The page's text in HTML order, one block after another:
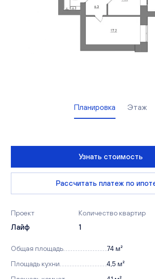
Планировка Этаж
Узнать стоимость
Рассчитать платеж по
Проект
Лайф
Количество квартир
1
Общая площадь
74 м²
Площадь кухни
4,5 м²